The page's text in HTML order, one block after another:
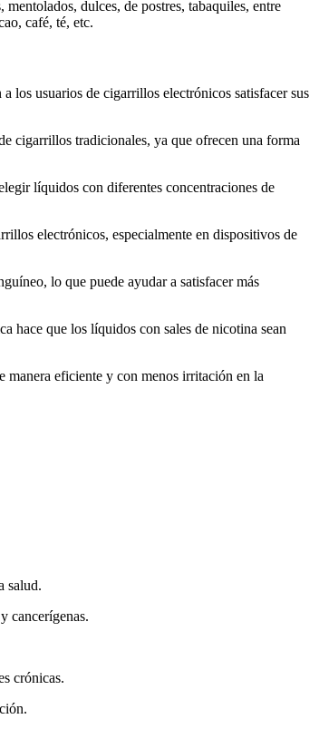
dulces, de postres, tabaquiles, entre
café, té, etc.
los usuarios de cigarrillos electrónicos satisfacer sus
cigarrillos tradicionales, ya que ofrecen una forma
líquidos con diferentes concentraciones de
electrónicos, especialmente en dispositivos de
lo que puede ayudar a satisfacer más
hace que los líquidos con sales de nicotina sean
manera eficiente y con menos irritación en la
salud.
cancerígenas.
crónicas.